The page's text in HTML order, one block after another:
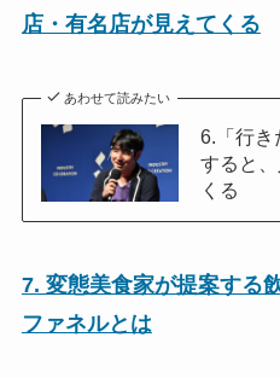
店・有名店が見えてくる
あわせて読みたい
6.「行き
すると
くる
7. 変態美食家が提案する
ファネルとは